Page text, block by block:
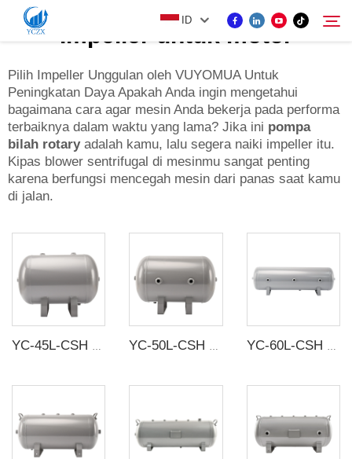
ID
PRODUK
TENTANG KAMI
BERITA
Cari
Impeller untuk motor
Pilih Impeller Unggulan oleh VUYOMUA Untuk
Peningkatan Daya Apakah Anda ingin mengetahui
bagaimana cara agar mesin Anda bekerja pada performa
terbaiknya dalam waktu yang lama? Jika ini pompa
bilah rotary adalah kamu, lalu segera naiki impeller itu.
Kipas blower sentrifugal di mesinmu sangat penting
karena berfungsi mencegah mesin dari panas saat kamu
di jalan.
YC-45L-CSH 13.1bar Baja karbon tangki penyimpanan udara horisontal tanpa sambungan tangki udara YC-50L-CSH 8.4bar Baja karbon tangki penyimpanan udara horizontal tanpa sambungan tangki udara YC-60L-CSH 8.4bar Baja karbon tangki penyimpanan udara horizontal tanpa sambungan tangki udara